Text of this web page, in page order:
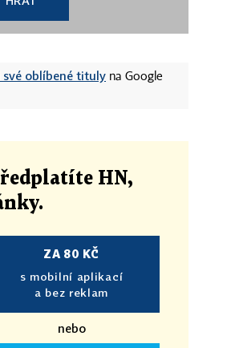
své oblíbené tituly na Google
HN,
.
ZA 80 KČ
s mobilní aplikací
a bez reklam
nebo